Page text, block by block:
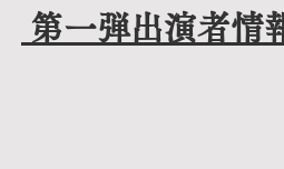
第一弾出演者情